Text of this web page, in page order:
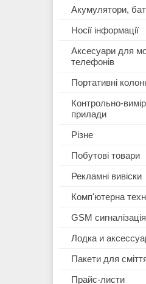
Акумулятори,
Носії інформації
Аксесуари для
телефонів
Портативні
Контрольно-
прилади
Різне
Побутові товари
Рекламні вивіски
Комп'ютерна
GSM сигналізація
Лодка и
Пакети для
Прайс-листи